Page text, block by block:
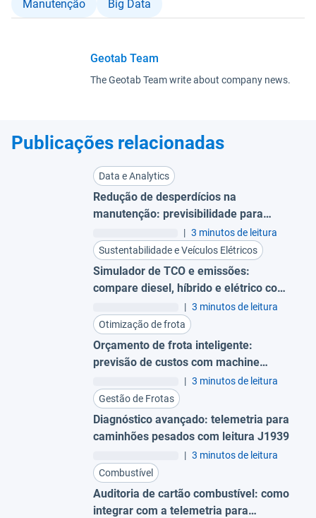
Manutenção Big Data
Geotab Team
The Geotab Team write about company news.
Publicações relacionadas
Data e Analytics
Redução de desperdícios na
manutenção: previsibilidade para
evitar trocas prematuras
| 3 minutos de leitura
Sustentabilidade e Veículos Elétricos
Simulador de TCO e emissões:
compare diesel, híbrido e elétrico com
| 3 minutos de leitura
Otimização de frota
Orçamento de frota inteligente:
previsão de custos com machine
| 3 minutos de leitura
Gestão de Frotas
Diagnóstico avançado: telemetria para
caminhões pesados com leitura J1939
| 3 minutos de leitura
Combustível
Auditoria de cartão combustível: como
integrar com a telemetria para